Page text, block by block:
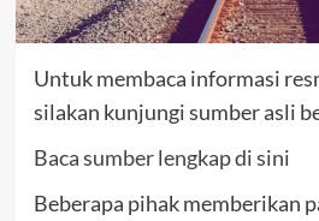
Untuk membaca informasi
silakan kunjungi sumber asli
Baca sumber lengkap di sini
Beberapa pihak memberikan